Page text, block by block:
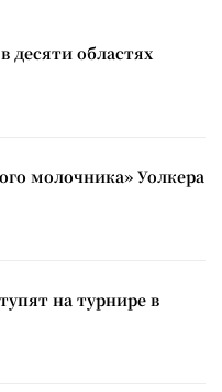
десяти областях
молочника» Уолкера
на турнире в